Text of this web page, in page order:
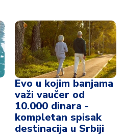
Evo u kojim banjama
važi vaučer od
10.000 dinara -
kompletan spisak
destinacija u Srbiji